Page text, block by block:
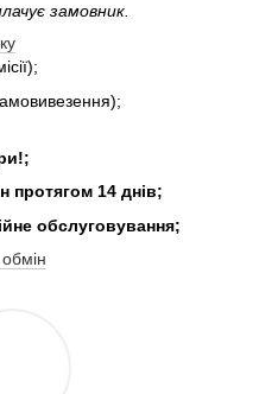
замовник.
протягом 14 днів;
обслуговування;